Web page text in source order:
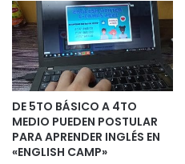
DE 5TO BÁSICO A 4TO
MEDIO PUEDEN POSTULAR
PARA APRENDER INGLÉS EN
«ENGLISH CAMP»